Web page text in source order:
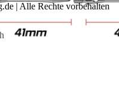
| Alle Rechte vorbehalten